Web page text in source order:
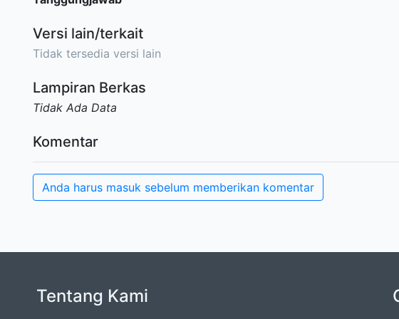
Versi lain/terkait
Tidak tersedia versi lain
Lampiran Berkas
Tidak Ada Data
Komentar
Anda harus masuk sebelum memberikan komentar
Tentang Kami